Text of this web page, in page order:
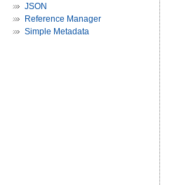
JSON
Reference Manager
Simple Metadata